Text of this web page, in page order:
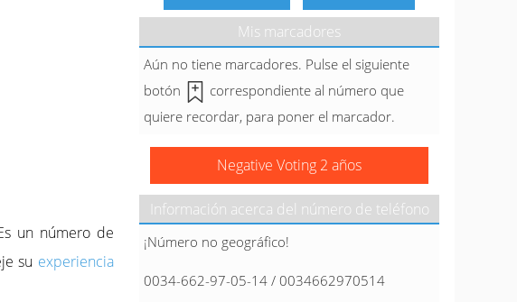
un número de
su experiencia
Mis marcadores
Aún no tiene marcadores. Pulse el siguiente
botón
correspondiente al número que
quiere recordar, para poner el marcador.
Negative Voting 2 años
Información acerca del número de teléfono
¡Número no geográfico!
0034-662-97-05-14 / 0034662970514